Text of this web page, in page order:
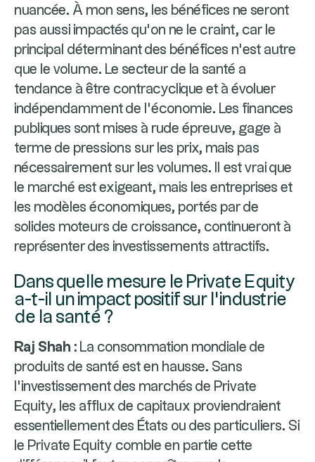
nuancée. À mon sens, les bénéfices ne seront
pas aussi impactés qu’on ne le craint, car le
principal déterminant des bénéfices n’est autre
que le volume. Le secteur de la santé a
tendance à être contracyclique et à évoluer
indépendamment de l’économie. Les finances
publiques sont mises à rude épreuve, gage à
terme de pressions sur les prix, mais pas
nécessairement sur les volumes. Il est vrai que
le marché est exigeant, mais les entreprises et
les modèles économiques, portés par de
solides moteurs de croissance, continueront à
représenter des investissements attractifs.
Dans quelle mesure le Private Equity
a-t-il un impact positif sur l’industrie
de la santé ?
Raj Shah : La consommation mondiale de
produits de santé est en hausse. Sans
l’investissement des marchés de Private
Equity, les afflux de capitaux proviendraient
essentiellement des États ou des particuliers. Si
le Private Equity comble en partie cette